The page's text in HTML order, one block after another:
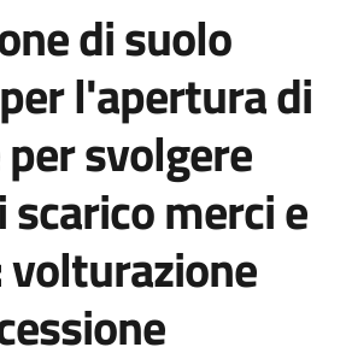
di suolo
l'apertura di
svolgere
merci e